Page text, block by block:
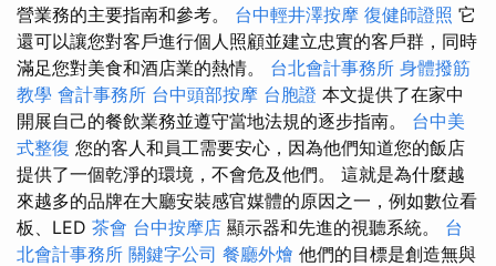
營業務的主要指南和參考。 台中輕井澤按摩 復健師證照 它
還可以讓您對客戶進行個人照顧並建立忠實的客戶群，同時
滿足您對美食和酒店業的熱情。 台北會計事務所 身體撥筋
教學 會計事務所 台中頭部按摩 台胞證 本文提供了在家中
開展自己的餐飲業務並遵守當地法規的逐步指南。 台中美
式整復 您的客人和員工需要安心，因為他們知道您的飯店
提供了一個乾淨的環境，不會危及他們。 這就是為什麼越
來越多的品牌在大廳安裝感官媒體的原因之一，例如數位看
板、LED 茶會 台中按摩店 顯示器和先進的視聽系統。 台
北會計事務所 關鍵字公司 餐廳外燴 他們的目標是創造無與